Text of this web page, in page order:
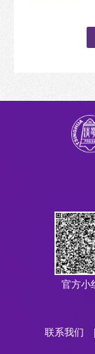
官方小
联系我们 |